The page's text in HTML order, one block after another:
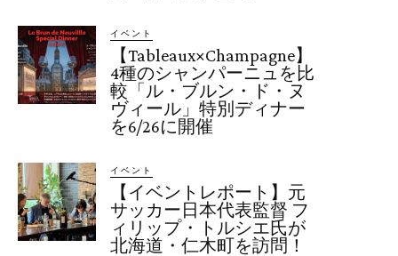
イベント
【Tableaux×Champagne】
4種のシャンパーニュを比
較「ル・ブルン・ド・ヌ
ヴィール」特別ディナー
を6/26に開催
イベント
【イベントレポート】元
サッカー日本代表監督 フ
ィリップ・トルシエ氏が
北海道・仁木町を訪問！